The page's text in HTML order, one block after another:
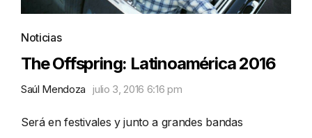
Noticias
The Offspring: Latinoamérica 2016
Saúl Mendoza julio 3, 2016 6:16 pm
Será en festivales y junto a grandes bandas